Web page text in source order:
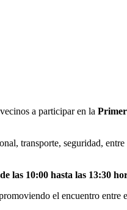
a participar en la
transporte, seguridad,
las 10:00 hasta las 13:30
el encuentro entre